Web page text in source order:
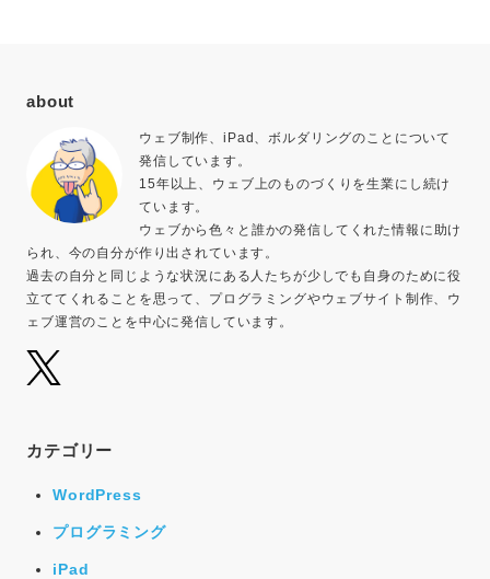
about
ウェブ制作、iPad、ボルダリングのことについて
発信しています。
15年以上、ウェブ上のものづくりを生業にし続け
ています。
ウェブから色々と誰かの発信してくれた情報に助け
られ、今の自分が作り出されています。
過去の自分と同じような状況にある人たちが少しでも自身のために役
立ててくれることを思って、プログラミングやウェブサイト制作、ウ
ェブ運営のことを中心に発信しています。
カテゴリー
WordPress
プログラミング
iPad